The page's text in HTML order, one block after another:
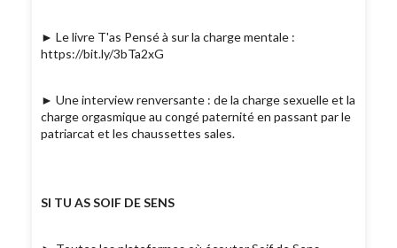
► Le livre T'as Pensé à sur la charge mentale :
https://bit.ly/3bTa2xG
► Une interview renversante : de la charge sexuelle et la
charge orgasmique au congé paternité en passant par le
patriarcat et les chaussettes sales.
SI TU AS SOIF DE SENS